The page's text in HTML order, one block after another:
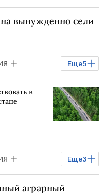
вынужденно сели
Еще5
в
Еще3
аграрный